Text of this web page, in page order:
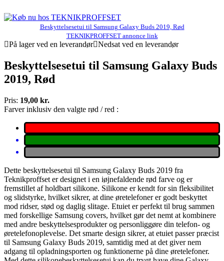
Beskyttelsesetui til Samsung Galaxy Buds 2019, Rød
TEKNIKPROFFSET annonce link
På lager ved en leverandør Nedsat ved en leverandør
Beskyttelsesetui til Samsung Galaxy Buds
2019, Rød
Pris: 19,00 kr.
Farver inklusiv den valgte rød / red :
Dette beskyttelsesetui til Samsung Galaxy Buds 2019 fra
Teknikproffset er designet i en iøjnefaldende rød farve og er
fremstillet af holdbart silikone. Silikone er kendt for sin fleksibilitet
og slidstyrke, hvilket sikrer, at dine øretelefoner er godt beskyttet
mod ridser, stød og daglig slitage. Etuiet er perfekt til brug sammen
med forskellige Samsung covers, hvilket gør det nemt at kombinere
med andre beskyttelsesprodukter og personliggøre din telefon- og
øretelefonoplevelse. Det smarte design sikrer, at etuiet passer præcist
til Samsung Galaxy Buds 2019, samtidig med at det giver nem
adgang til opladningsporten og funktionerne på dine øretelefoner.